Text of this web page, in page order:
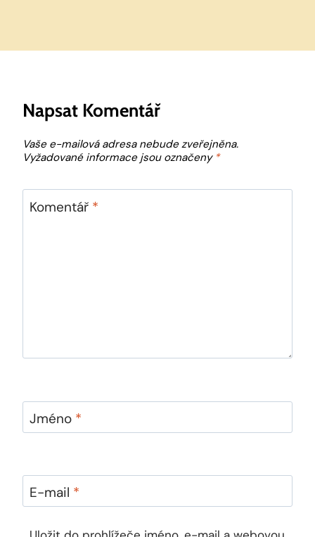
Napsat Komentář
Vaše e-mailová adresa nebude zveřejněna.
Vyžadované informace jsou označeny *
Komentář *
Jméno *
E-mail *